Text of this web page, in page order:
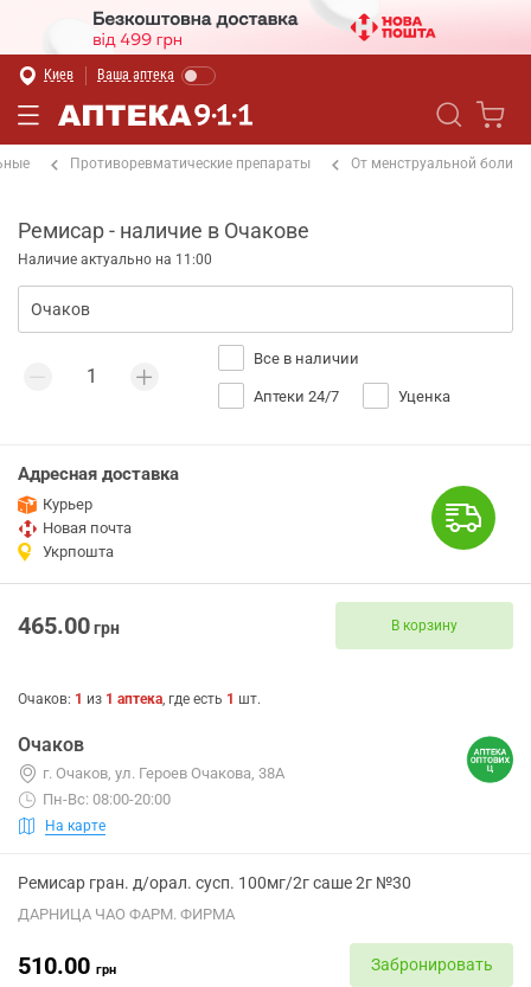
Киев Ваша аптека
Противоревматические препараты От менструальной боли
Ремисар - наличие в Очакове
Наличие актуально на 11:00
Все в наличии
Аптеки 24/7 Уценка
Адресная доставка
Курьер
Новая почта
Укрпошта
465.00грн В корзину
Очаков: 1 из 1 аптека, где есть 1 шт.
Очаков
г. Очаков, ул. Героев Очакова, 38А
Пн-Вс: 08:00-20:00
На карте
Ремисар гран. д/орал. сусп. 100мг/2г саше 2г №30
ДАРНИЦА ЧАО ФАРМ. ФИРМА
510.00 грн Забронировать